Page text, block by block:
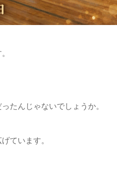
たんじゃないでしょうか。
ています。